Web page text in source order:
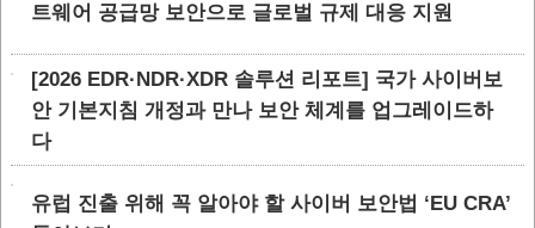
트웨어 공급망 보안으로 글로벌 규제 대응 지원
[2026 EDR·NDR·XDR 솔루션 리포트] 국가 사이버보
안 기본지침 개정과 만나 보안 체계를 업그레이드하
다
유럽 진출 위해 꼭 알아야 할 사이버 보안법 ‘EU CRA’